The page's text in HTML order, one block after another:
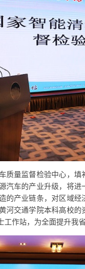
质量监督检验中心，
汽车的产业升级，将
的产业链条，对区域
河交通学院本科高校
工作站，为全面提升我